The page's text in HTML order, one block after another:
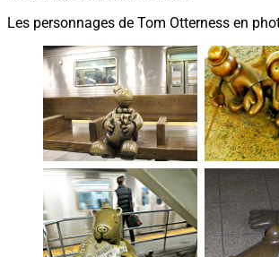
Les personnages de Tom Otterness en